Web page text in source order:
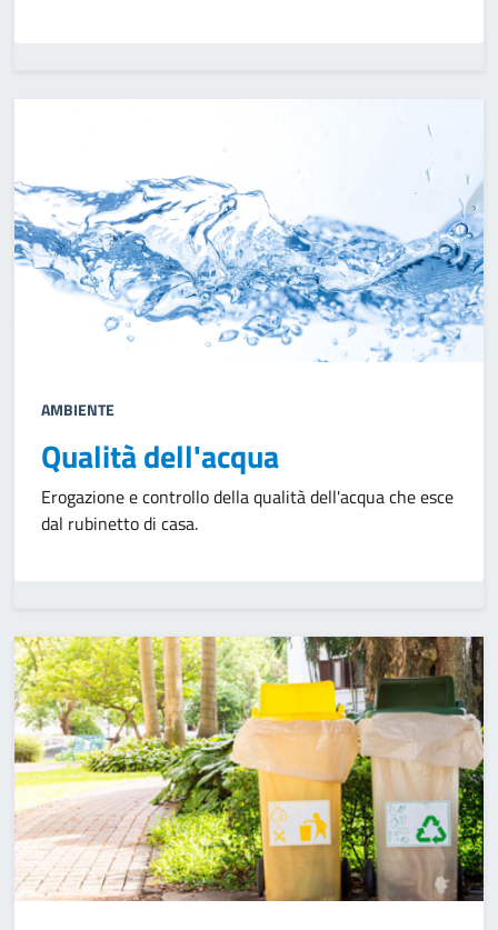
AMBIENTE
Qualità dell'acqua
Erogazione e controllo della qualità dell'acqua che esce
dal rubinetto di casa.